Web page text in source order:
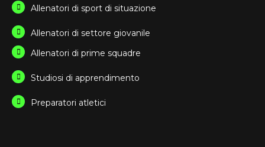
Allenatori di sport di situazione
Allenatori di settore giovanile
Allenatori di prime squadre
Studiosi di apprendimento
Preparatori atletici